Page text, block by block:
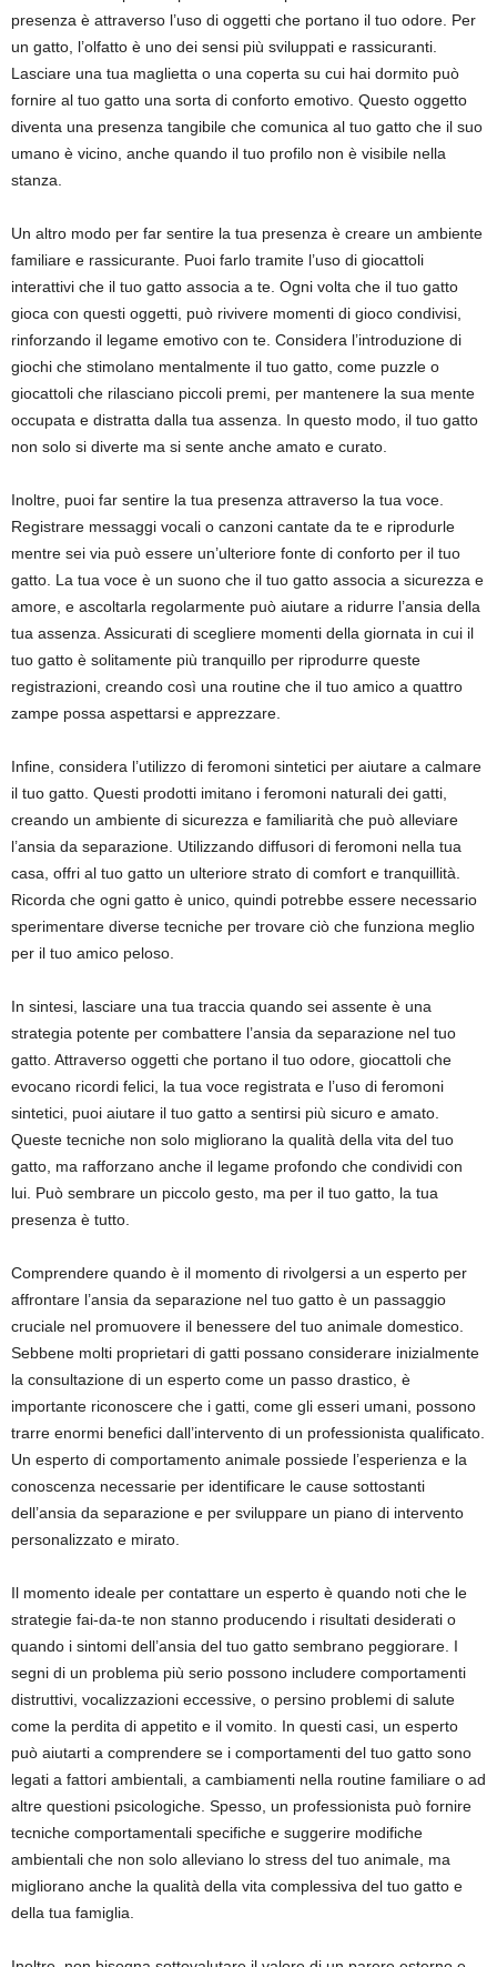
presenza è attraverso l’uso di oggetti che portano il tuo odore. Per
un gatto, l’olfatto è uno dei sensi più sviluppati e rassicuranti.
Lasciare una tua maglietta o una coperta su cui hai dormito può
fornire al tuo gatto una sorta di conforto emotivo. Questo oggetto
diventa una presenza tangibile che comunica al tuo gatto che il suo
umano è vicino, anche quando il tuo profilo non è visibile nella
stanza.
Un altro modo per far sentire la tua presenza è creare un ambiente
familiare e rassicurante. Puoi farlo tramite l’uso di giocattoli
interattivi che il tuo gatto associa a te. Ogni volta che il tuo gatto
gioca con questi oggetti, può rivivere momenti di gioco condivisi,
rinforzando il legame emotivo con te. Considera l’introduzione di
giochi che stimolano mentalmente il tuo gatto, come puzzle o
giocattoli che rilasciano piccoli premi, per mantenere la sua mente
occupata e distratta dalla tua assenza. In questo modo, il tuo gatto
non solo si diverte ma si sente anche amato e curato.
Inoltre, puoi far sentire la tua presenza attraverso la tua voce.
Registrare messaggi vocali o canzoni cantate da te e riprodurle
mentre sei via può essere un’ulteriore fonte di conforto per il tuo
gatto. La tua voce è un suono che il tuo gatto associa a sicurezza e
amore, e ascoltarla regolarmente può aiutare a ridurre l’ansia della
tua assenza. Assicurati di scegliere momenti della giornata in cui il
tuo gatto è solitamente più tranquillo per riprodurre queste
registrazioni, creando così una routine che il tuo amico a quattro
zampe possa aspettarsi e apprezzare.
Infine, considera l’utilizzo di feromoni sintetici per aiutare a calmare
il tuo gatto. Questi prodotti imitano i feromoni naturali dei gatti,
creando un ambiente di sicurezza e familiarità che può alleviare
l’ansia da separazione. Utilizzando diffusori di feromoni nella tua
casa, offri al tuo gatto un ulteriore strato di comfort e tranquillità.
Ricorda che ogni gatto è unico, quindi potrebbe essere necessario
sperimentare diverse tecniche per trovare ciò che funziona meglio
per il tuo amico peloso.
In sintesi, lasciare una tua traccia quando sei assente è una
strategia potente per combattere l’ansia da separazione nel tuo
gatto. Attraverso oggetti che portano il tuo odore, giocattoli che
evocano ricordi felici, la tua voce registrata e l’uso di feromoni
sintetici, puoi aiutare il tuo gatto a sentirsi più sicuro e amato.
Queste tecniche non solo migliorano la qualità della vita del tuo
gatto, ma rafforzano anche il legame profondo che condividi con
lui. Può sembrare un piccolo gesto, ma per il tuo gatto, la tua
presenza è tutto.
Comprendere quando è il momento di rivolgersi a un esperto per
affrontare l’ansia da separazione nel tuo gatto è un passaggio
cruciale nel promuovere il benessere del tuo animale domestico.
Sebbene molti proprietari di gatti possano considerare inizialmente
la consultazione di un esperto come un passo drastico, è
importante riconoscere che i gatti, come gli esseri umani, possono
trarre enormi benefici dall’intervento di un professionista qualificato.
Un esperto di comportamento animale possiede l’esperienza e la
conoscenza necessarie per identificare le cause sottostanti
dell’ansia da separazione e per sviluppare un piano di intervento
personalizzato e mirato.
Il momento ideale per contattare un esperto è quando noti che le
strategie fai-da-te non stanno producendo i risultati desiderati o
quando i sintomi dell’ansia del tuo gatto sembrano peggiorare. I
segni di un problema più serio possono includere comportamenti
distruttivi, vocalizzazioni eccessive, o persino problemi di salute
come la perdita di appetito e il vomito. In questi casi, un esperto
può aiutarti a comprendere se i comportamenti del tuo gatto sono
legati a fattori ambientali, a cambiamenti nella routine familiare o ad
altre questioni psicologiche. Spesso, un professionista può fornire
tecniche comportamentali specifiche e suggerire modifiche
ambientali che non solo alleviano lo stress del tuo animale, ma
migliorano anche la qualità della vita complessiva del tuo gatto e
della tua famiglia.